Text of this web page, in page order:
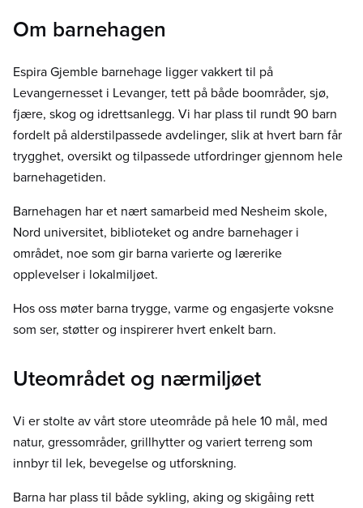
Om barnehagen
Espira Gjemble barnehage ligger vakkert til på
Levangernesset i Levanger, tett på både boområder, sjø,
fjære, skog og idrettsanlegg. Vi har plass til rundt 90 barn
fordelt på alderstilpassede avdelinger, slik at hvert barn får
trygghet, oversikt og tilpassede utfordringer gjennom hele
barnehagetiden.
Barnehagen har et nært samarbeid med Nesheim skole,
Nord universitet, biblioteket og andre barnehager i
området, noe som gir barna varierte og lærerike
opplevelser i lokalmiljøet.
Hos oss møter barna trygge, varme og engasjerte voksne
som ser, støtter og inspirerer hvert enkelt barn.
Uteområdet og nærmiljøet
Vi er stolte av vårt store uteområde på hele 10 mål, med
natur, gressområder, grillhytter og variert terreng som
innbyr til lek, bevegelse og utforskning.
Barna har plass til både sykling, aking og skigåing rett